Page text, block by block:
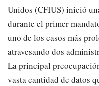
Unidos (CFIUS) inició
durante el primer
uno de los casos más
atravesando dos
La principal
vasta cantidad de datos